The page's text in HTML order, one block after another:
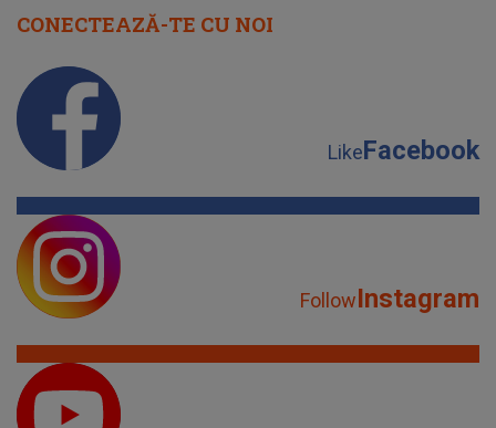
CONECTEAZĂ-TE CU NOI
LikeFacebook
FollowInstagram